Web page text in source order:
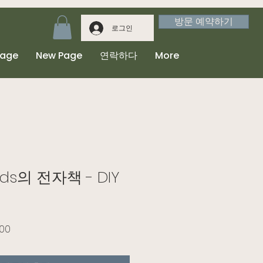
로그인 방문 예약하기
New Page 연락하다 More
의 전자책 - DIY